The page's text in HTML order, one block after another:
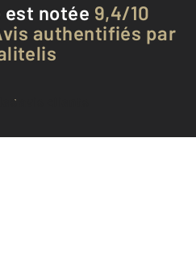
est notée 9,4/10
authentifiés par
les avis clients